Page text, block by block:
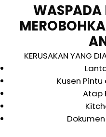
WASPADA
KERUSAKAN YANG
Kusen
Atap